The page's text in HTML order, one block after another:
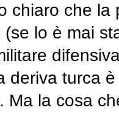
chiaro che la
lo è mai
deriva turca
Ma la cosa